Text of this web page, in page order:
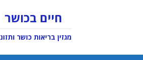
חיים בכושר
מגזין בריאות כושר